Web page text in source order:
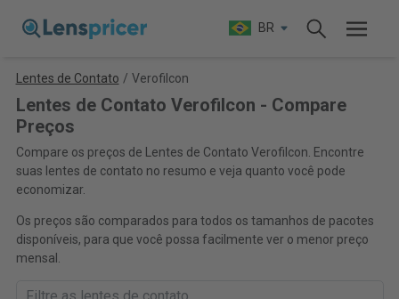
BR
Lentes de Contato / Verofilcon
Lentes de Contato Verofilcon - Compare
Preços
Compare os preços de Lentes de Contato Verofilcon. Encontre
suas lentes de contato no resumo e veja quanto você pode
economizar.
Os preços são comparados para todos os tamanhos de pacotes
disponíveis, para que você possa facilmente ver o menor preço
mensal.